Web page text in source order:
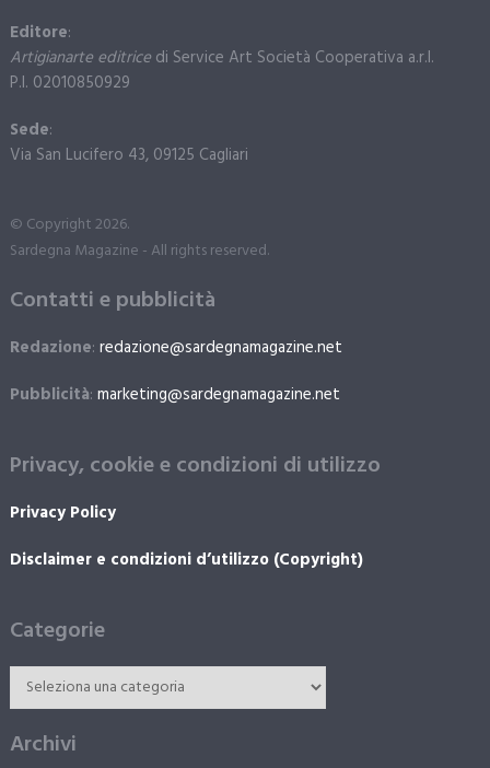
Editore:
Artigianarte editricedi Service Art Società Cooperativa a.r.l.
P.I. 02010850929
Sede:
Via San Lucifero 43, 09125 Cagliari
© Copyright 2026.
Sardegna Magazine - All rights reserved.
Contatti e pubblicità
Redazione: redazione@sardegnamagazine.net
Pubblicità: marketing@sardegnamagazine.net
Privacy, cookie e condizioni di utilizzo
Privacy Policy
Disclaimer e condizioni d’utilizzo (Copyright)
Categorie
Archivi